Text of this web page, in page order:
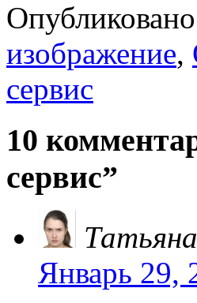
изображение,
сервис
10
сервис”
Январь 29,